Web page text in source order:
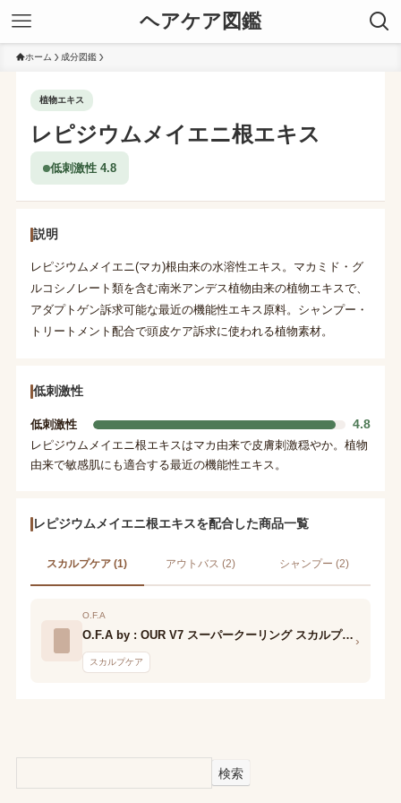
ヘアケア図鑑
ホーム 成分図鑑
植物エキス
レピジウムメイエニ根エキス
低刺激性 4.8
説明
レピジウムメイエニ(マカ)根由来の水溶性エキス。マカミド・グ
ルコシノレート類を含む南米アンデス植物由来の植物エキスで、
アダプトゲン訴求可能な最近の機能性エキス原料。シャンプー・
トリートメント配合で頭皮ケア訴求に使われる植物素材。
低刺激性
低刺激性 4.8
レピジウムメイエニ根エキスはマカ由来で皮膚刺激穏やか。植物
由来で敏感肌にも適合する最近の機能性エキス。
レピジウムメイエニ根エキスを配合した商品一覧
スカルプケア (1) アウトバス (2) シャンプー (2)
O.F.A
O.F.A by : OUR V7 スーパークーリング スカルプエッセンス
スカルプケア
›
検索